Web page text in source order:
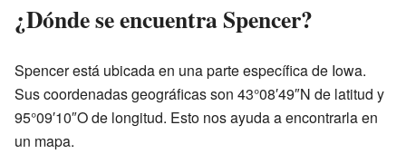
¿Dónde se encuentra Spencer?
Spencer está ubicada en una parte específica de Iowa.
Sus coordenadas geográficas son 43°08′49″N de latitud y
95°09′10″O de longitud. Esto nos ayuda a encontrarla en
un mapa.